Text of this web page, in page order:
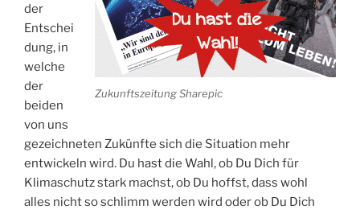
Zukunftszeitung Sharepic
der
Entschei
dung, in
welche
der
beiden
von uns
gezeichneten Zukünfte sich die Situation mehr
entwickeln wird. Du hast die Wahl, ob Du Dich für
Klimaschutz stark machst, ob Du hoffst, dass wohl
alles nicht so schlimm werden wird oder ob Du Dich